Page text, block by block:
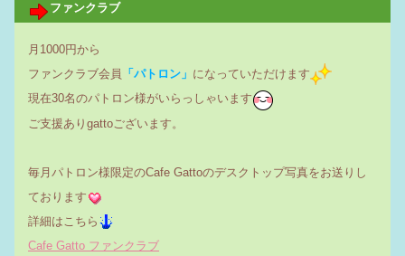
ファンクラブ
月1000円から
ファンクラブ会員 「パトロン」 になっていただけます
現在30名のパトロン様がいらっしゃいます
ご支援ありgattoございます。
毎月パトロン様限定のCafe Gattoのデスクトップ写真をお送りし
ております
詳細はこちら
Cafe Gatto ファンクラブ